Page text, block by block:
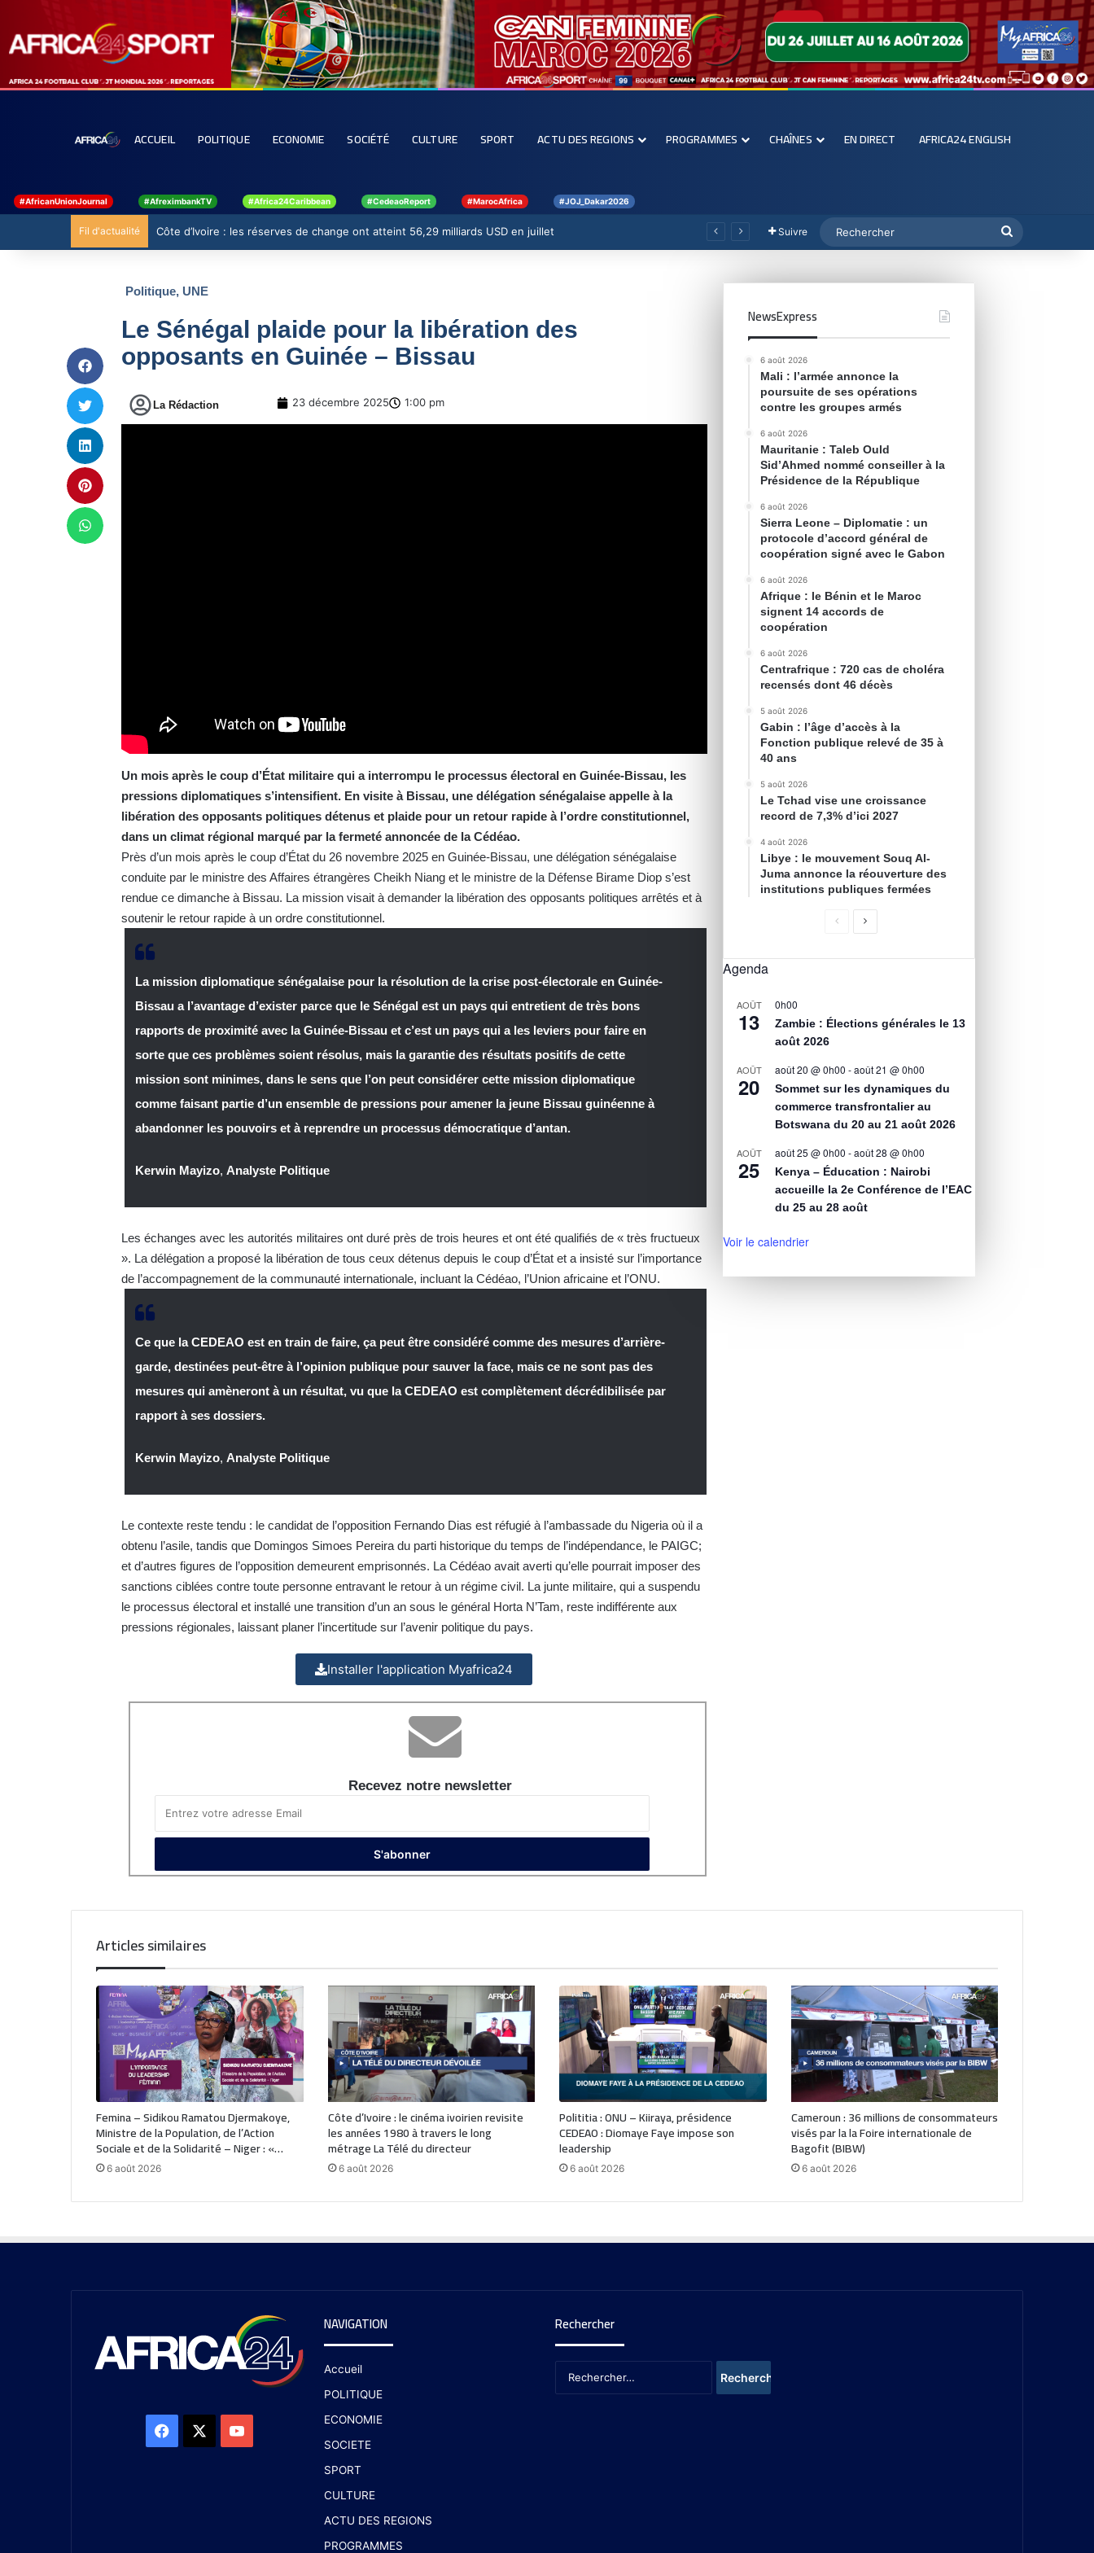
ACCUEIL POLITIQUE ECONOMIE SOCIÉTÉ CULTURE SPORT ACTU DES REGIONS PROGRAMMES CHAÎNES EN DIRECT AFRICA24 ENGLISH
#AfricanUnionJournal #AfreximbankTV #Africa24Caribbean #CedeaoReport #MarocAfrica #JOJ_Dakar2026
Fil d'actualité Côte d’Ivoire : les réserves de change ont atteint 56,29 milliards USD en juillet Suivre
Politique, UNE
Le Sénégal plaide pour la libération des
opposants en Guinée – Bissau
La Rédaction 23 décembre 2025 1:00 pm
Un mois après le coup d’État militaire qui a interrompu le processus électoral en Guinée-Bissau, les
pressions diplomatiques s’intensifient. En visite à Bissau, une délégation sénégalaise appelle à la
libération des opposants politiques détenus et plaide pour un retour rapide à l’ordre constitutionnel,
dans un climat régional marqué par la fermeté annoncée de la Cédéao.
Près d’un mois après le coup d’État du 26 novembre 2025 en Guinée-Bissau, une délégation sénégalaise
conduite par le ministre des Affaires étrangères Cheikh Niang et le ministre de la Défense Birame Diop s’est
rendue ce dimanche à Bissau. La mission visait à demander la libération des opposants politiques arrêtés et à
soutenir le retour rapide à un ordre constitutionnel.
La mission diplomatique sénégalaise pour la résolution de la crise post-électorale en Guinée-
Bissau a l’avantage d’exister parce que le Sénégal est un pays qui entretient de très bons
rapports de proximité avec la Guinée-Bissau et c’est un pays qui a les leviers pour faire en
sorte que ces problèmes soient résolus, mais la garantie des résultats positifs de cette
mission sont minimes, dans le sens que l’on peut considérer cette mission diplomatique
comme faisant partie d’un ensemble de pressions pour amener la jeune Bissau guinéenne à
abandonner les pouvoirs et à reprendre un processus démocratique d’antan.
Kerwin Mayizo,Analyste Politique
Les échanges avec les autorités militaires ont duré près de trois heures et ont été qualifiés de « très fructueux
». La délégation a proposé la libération de tous ceux détenus depuis le coup d’État et a insisté sur l’importance
de l’accompagnement de la communauté internationale, incluant la Cédéao, l’Union africaine et l’ONU.
Ce que la CEDEAO est en train de faire, ça peut être considéré comme des mesures d’arrière-
garde, destinées peut-être à l’opinion publique pour sauver la face, mais ce ne sont pas des
mesures qui amèneront à un résultat, vu que la CEDEAO est complètement décrédibilisée par
rapport à ses dossiers.
Kerwin Mayizo,Analyste Politique
Le contexte reste tendu : le candidat de l’opposition Fernando Dias est réfugié à l’ambassade du Nigeria où il a
obtenu l’asile, tandis que Domingos Simoes Pereira du parti historique du temps de l’indépendance, le PAIGC;
et d’autres figures de l’opposition demeurent emprisonnés. La Cédéao avait averti qu’elle pourrait imposer des
sanctions ciblées contre toute personne entravant le retour à un régime civil. La junte militaire, qui a suspendu
le processus électoral et installé une transition d’un an sous le général Horta N’Tam, reste indifférente aux
pressions régionales, laissant planer l’incertitude sur l’avenir politique du pays.
Installer l'application Myafrica24
Recevez notre newsletter
NewsExpress
6 août 2026
Mali : l’armée annonce la
poursuite de ses opérations
contre les groupes armés
6 août 2026
Mauritanie : Taleb Ould
Sid’Ahmed nommé conseiller à la
Présidence de la République
6 août 2026
Sierra Leone – Diplomatie : un
protocole d’accord général de
coopération signé avec le Gabon
6 août 2026
Afrique : le Bénin et le Maroc
signent 14 accords de
coopération
6 août 2026
Centrafrique : 720 cas de choléra
recensés dont 46 décès
5 août 2026
Gabin : l’âge d’accès à la
Fonction publique relevé de 35 à
40 ans
5 août 2026
Le Tchad vise une croissance
record de 7,3% d’ici 2027
4 août 2026
Libye : le mouvement Souq Al-
Juma annonce la réouverture des
institutions publiques fermées
Agenda
AOÛT
13
0h00
Zambie : Élections générales le 13
août 2026
AOÛT
20
août 20 @ 0h00 -août 21 @ 0h00
Sommet sur les dynamiques du
commerce transfrontalier au
Botswana du 20 au 21 août 2026
AOÛT
25
août 25 @ 0h00 -août 28 @ 0h00
Kenya – Éducation : Nairobi
accueille la 2e Conférence de l’EAC
du 25 au 28 août
Voir le calendrier
Articles similaires
Femina – Sidikou Ramatou Djermakoye,
Ministre de la Population, de l’Action
Sociale et de la Solidarité – Niger : «…
6 août 2026
Côte d’Ivoire : le cinéma ivoirien revisite
les années 1980 à travers le long
métrage La Télé du directeur
6 août 2026
Polititia : ONU – Kiiraya, présidence
CEDEAO : Diomaye Faye impose son
leadership
6 août 2026
Cameroun : 36 millions de consommateurs
visés par la la Foire internationale de
Bagofit (BIBW)
6 août 2026
NAVIGATION
Accueil
POLITIQUE
ECONOMIE
SOCIETE
SPORT
CULTURE
ACTU DES REGIONS
PROGRAMMES
Rechercher